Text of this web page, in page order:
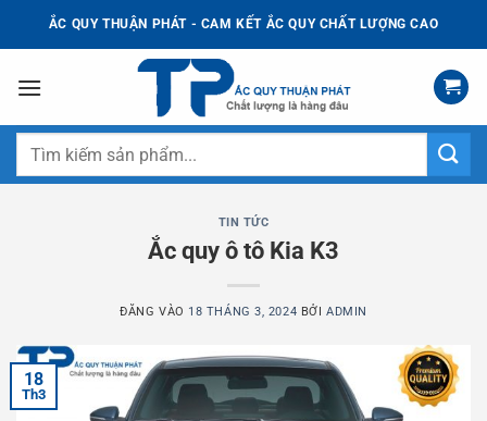
dung
ẮC QUY THUẬN PHÁT - CAM KẾT ẮC QUY CHẤT LƯỢNG CAO
Tìm
TIN TỨC
Ắc quy ô tô Kia K3
ĐĂNG VÀO 18 THÁNG 3, 2024 BỞI ADMIN
18
Th3